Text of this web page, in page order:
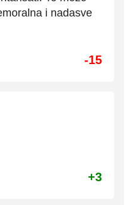
i nadasve
-15
+3